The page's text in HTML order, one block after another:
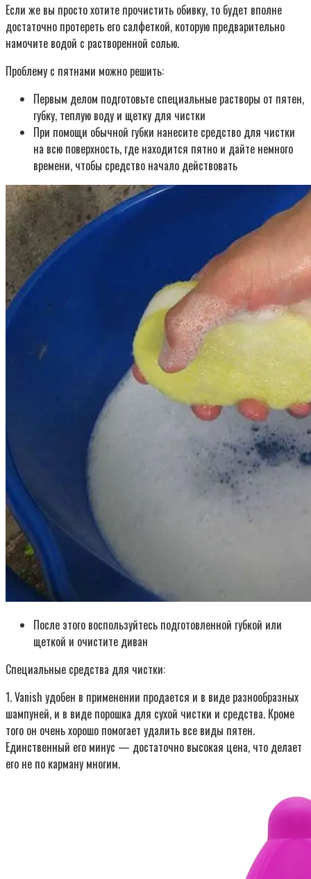
Если же вы просто хотите прочистить обивку, то будет вполне
достаточно протереть его салфеткой, которую предварительно
намочите водой с растворенной солью.
Проблему с пятнами можно решить:
Первым делом подготовьте специальные растворы от пятен,
губку, теплую воду и щетку для чистки
При помощи обычной губки нанесите средство для чистки
на всю поверхность, где находится пятно и дайте немного
времени, чтобы средство начало действовать
После этого воспользуйтесь подготовленной губкой или
щеткой и очистите диван
Специальные средства для чистки:
1. Vanish удобен в применении продается и в виде разнообразных
шампуней, и в виде порошка для сухой чистки и средства. Кроме
того он очень хорошо помогает удалить все виды пятен.
Единственный его минус — достаточно высокая цена, что делает
его не по карману многим.